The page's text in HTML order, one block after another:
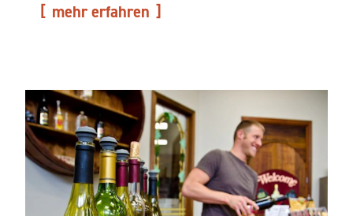
mehr erfahren